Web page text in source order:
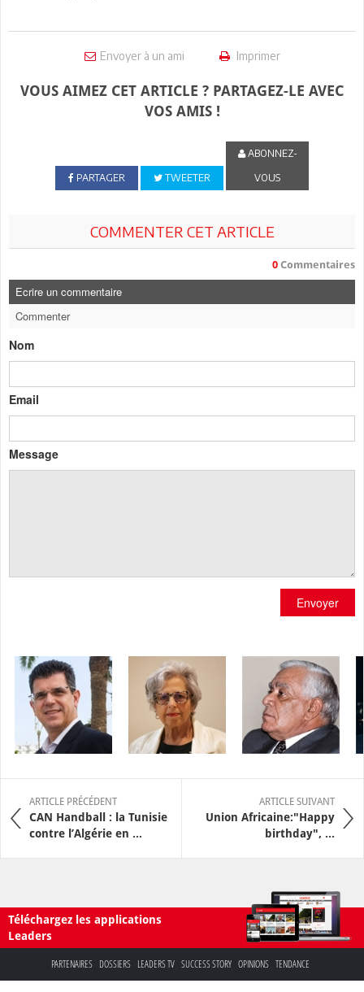
Envoyer à un ami Imprimer
VOUS AIMEZ CET ARTICLE ? PARTAGEZ-LE AVEC
VOS AMIS !
PARTAGER TWEETER
ABONNEZ-
VOUS
COMMENTER CET ARTICLE
0 Commentaires
Ecrire un commentaire
Commenter
Nom
Email
Message
Envoyer
ARTICLE PRÉCÉDENT
CAN Handball : la Tunisie
contre l’Algérie en ...
ARTICLE SUIVANT
Union Africaine:"Happy
birthday", ...
Téléchargez les applications
Leaders
PARTENAIRES DOSSIERS LEADERS TV SUCCESS STORY OPINIONS TENDANCE